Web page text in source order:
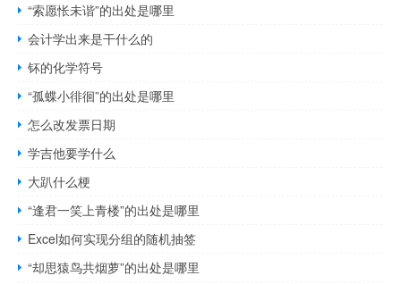
“索愿怅未谐”的出处是哪里
会计学出来是干什么的
钚的化学符号
“孤蝶小徘徊”的出处是哪里
怎么改发票日期
学吉他要学什么
大趴什么梗
“逢君一笑上青楼”的出处是哪里
Excel如何实现分组的随机抽签
“却思猿鸟共烟萝”的出处是哪里